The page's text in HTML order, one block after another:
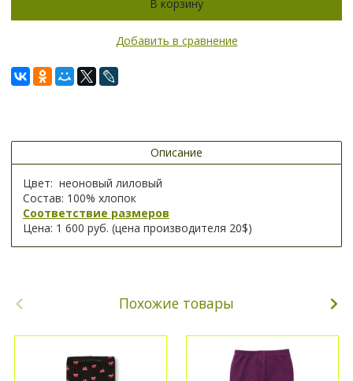
В корзину
Добавить в сравнение
Описание
Цвет: неоновый лиловый
Состав: 100% хлопок
Соответствие размеров
Цена: 1 600 руб. (цена производителя 20$)
Похожие товары